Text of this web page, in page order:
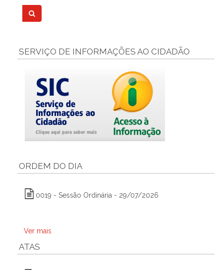
SERVIÇO DE INFORMAÇÕES AO CIDADÃO
ORDEM DO DIA
0019 - Sessão Ordinária - 29/07/2026
Ver mais
ATAS